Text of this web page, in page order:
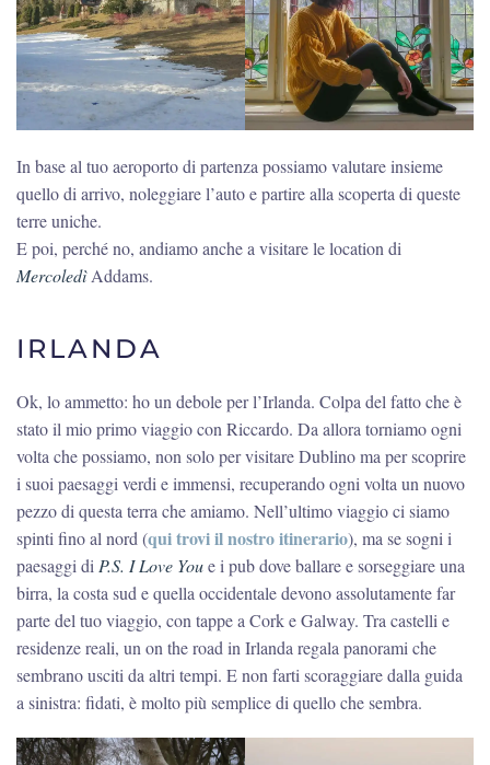
In base al tuo aeroporto di partenza possiamo valutare insieme
quello di arrivo, noleggiare l’auto e partire alla scoperta di queste
terre uniche.
E poi, perché no, andiamo anche a visitare le location di
MercoledìAddams.
IRLANDA
Ok, lo ammetto: ho un debole per l’Irlanda. Colpa del fatto che è
stato il mio primo viaggio con Riccardo. Da allora torniamo ogni
volta che possiamo, non solo per visitare Dublino ma per scoprire
i suoi paesaggi verdi e immensi, recuperando ogni volta un nuovo
pezzo di questa terra che amiamo. Nell’ultimo viaggio ci siamo
spinti fino al nord (qui trovi il nostro itinerario), ma se sogni i
paesaggi di P.S. I Love Youe i pub dove ballare e sorseggiare una
birra, la costa sud e quella occidentale devono assolutamente far
parte del tuo viaggio, con tappe a Cork e Galway. Tra castelli e
residenze reali, un on the road in Irlanda regala panorami che
sembrano usciti da altri tempi. E non farti scoraggiare dalla guida
a sinistra: fidati, è molto più semplice di quello che sembra.